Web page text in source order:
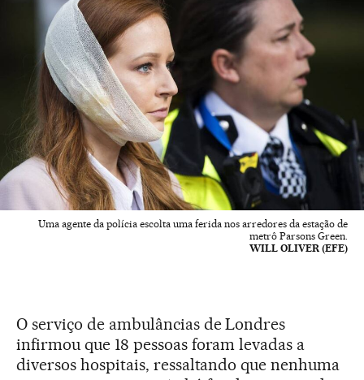
Uma agente da polícia escolta uma ferida nos arredores da estação de
metrô Parsons Green.
WILL OLIVER (EFE)
O serviço de ambulâncias de Londres
infirmou que 18 pessoas foram levadas a
diversos hospitais, ressaltando que nenhuma